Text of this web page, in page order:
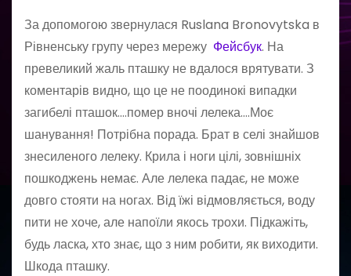
За допомогою звернулася Ruslana Bronovytska в
Рівненську групу через мережу Фейсбук. На
превеликий жаль пташку не вдалося врятувати. З
коментарів видно, що це не поодинокі випадки
загибелі пташок.…помер вночі лелека….Моє
шанування! Потрібна порада. Брат в селі знайшов
знесиленого лелеку. Крила і ноги цілі, зовнішніх
пошкоджень немає. Але лелека падає, не може
довго стояти на ногах. Від їжі відмовляється, воду
пити не хоче, але напоїли якось трохи. Підкажіть,
будь ласка, хто знає, що з ним робити, як виходити.
Шкода пташку.